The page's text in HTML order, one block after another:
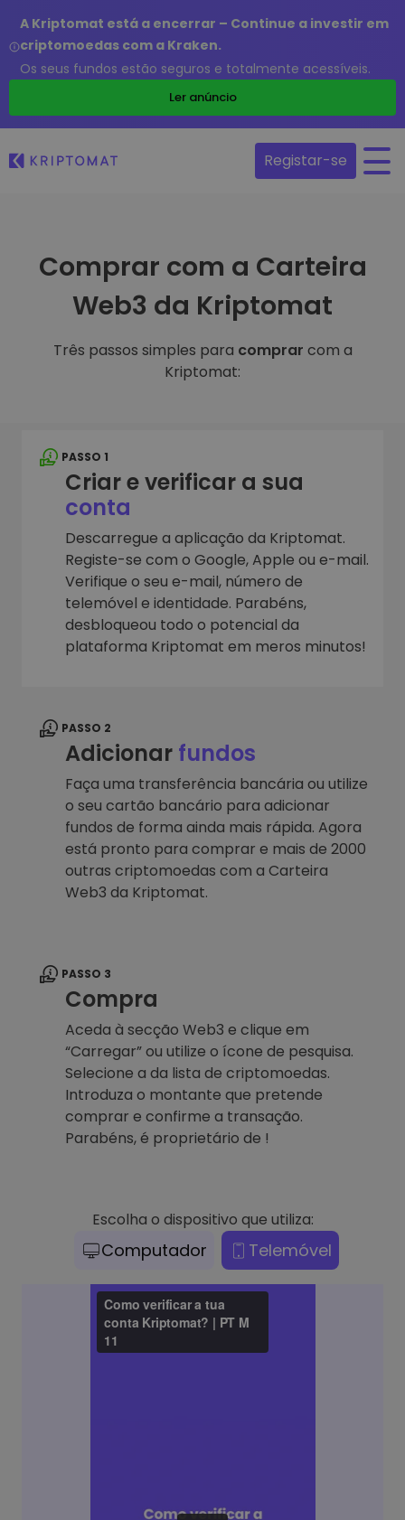
A Kriptomat está a encerrar – Continue a investir em
criptomoedas com a Kraken.
Os seus fundos estão seguros e totalmente acessíveis.
Ler anúncio
Registar-se
Comprar com a Carteira
Web3 da Kriptomat
Três passos simples para comprar com a
Kriptomat:
PASSO 1
Criar e verificar a sua
conta
Descarregue a aplicação da Kriptomat.
Registe-se com o Google, Apple ou e-mail.
Verifique o seu e-mail, número de
telemóvel e identidade. Parabéns,
desbloqueou todo o potencial da
plataforma Kriptomat em meros minutos!
PASSO 2
Adicionar fundos
Faça uma transferência bancária ou utilize
o seu cartão bancário para adicionar
fundos de forma ainda mais rápida. Agora
está pronto para comprar e mais de 2000
outras criptomoedas com a Carteira
Web3 da Kriptomat.
PASSO 3
Compra
Aceda à secção Web3 e clique em
“Carregar” ou utilize o ícone de pesquisa.
Selecione a da lista de criptomoedas.
Introduza o montante que pretende
comprar e confirme a transação.
Parabéns, é proprietário de !
Escolha o dispositivo que utiliza:
Computador Telemóvel